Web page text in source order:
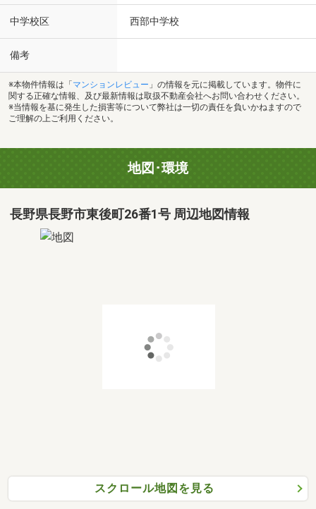
中学校区 西部中学校
備考
※本物件情報は「 マンションレビュー 」の情報を元に掲載しています。物件に
関する正確な情報、及び最新情報は取扱不動産会社へお問い合わせください。
※当情報を基に発生した損害等について弊社は一切の責任を負いかねますので
ご理解の上ご利用ください。
地図･環境
長野県長野市東後町26番1号 周辺地図情報
スクロール地図を見る